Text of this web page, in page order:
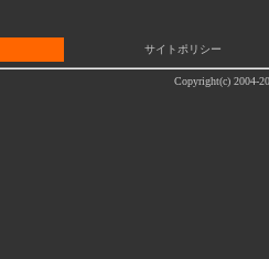
サイトポリシー
Copyright(c) 2004-